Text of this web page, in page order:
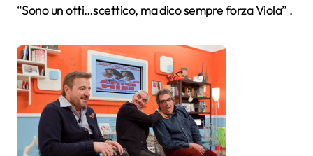
“Sono un otti…scettico, ma dico sempre forza Viola” .